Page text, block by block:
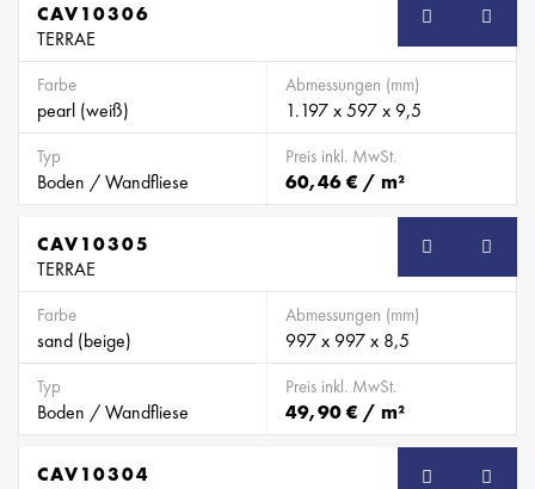
CAV10306
TERRAE
Farbe
pearl (weiß)
Abmessungen (mm)
1.197 x 597 x 9,5
Typ
Boden / Wandfliese
Preis inkl. MwSt.
60,46 € / m²
CAV10305
TERRAE
Farbe
sand (beige)
Abmessungen (mm)
997 x 997 x 8,5
Typ
Boden / Wandfliese
Preis inkl. MwSt.
49,90 € / m²
CAV10304